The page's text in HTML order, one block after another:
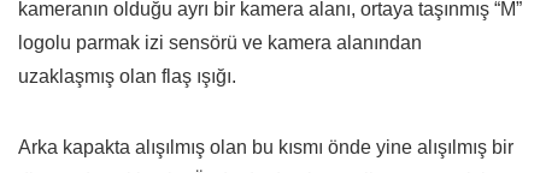
kameranın olduğu ayrı bir kamera alanı, ortaya taşınmış “M”
logolu parmak izi sensörü ve kamera alanından
uzaklaşmış olan flaş ışığı.
Arka kapakta alışılmış olan bu kısmı önde yine alışılmış bir